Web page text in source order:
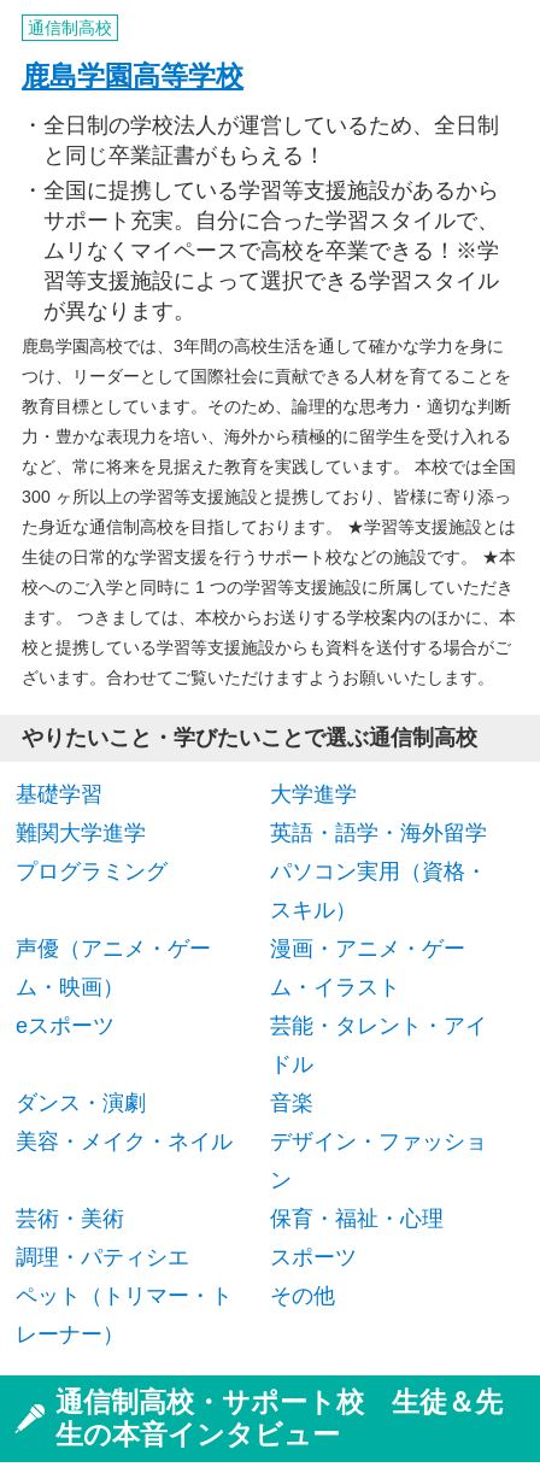
通信制高校
鹿島学園高等学校
全日制の学校法人が運営しているため、全日制
と同じ卒業証書がもらえる！
全国に提携している学習等支援施設があるから
サポート充実。自分に合った学習スタイルで、
ムリなくマイペースで高校を卒業できる！※学
習等支援施設によって選択できる学習スタイル
が異なります。
鹿島学園高校では、3年間の高校生活を通して確かな学力を身に
つけ、リーダーとして国際社会に貢献できる人材を育てることを
教育目標としています。そのため、論理的な思考力・適切な判断
力・豊かな表現力を培い、海外から積極的に留学生を受け入れる
など、常に将来を見据えた教育を実践しています。 本校では全国
300 ヶ所以上の学習等支援施設と提携しており、皆様に寄り添っ
た身近な通信制高校を目指しております。 ★学習等支援施設とは
生徒の日常的な学習支援を行うサポート校などの施設です。 ★本
校へのご入学と同時に 1 つの学習等支援施設に所属していただき
ます。 つきましては、本校からお送りする学校案内のほかに、本
校と提携している学習等支援施設からも資料を送付する場合がご
ざいます。合わせてご覧いただけますようお願いいたします。
やりたいこと・学びたいことで選ぶ通信制高校
基礎学習
大学進学
難関大学進学
英語・語学・海外留学
プログラミング
パソコン実用（資格・
スキル）
声優（アニメ・ゲー
ム・映画）
漫画・アニメ・ゲー
ム・イラスト
eスポーツ
芸能・タレント・アイ
ドル
ダンス・演劇
音楽
美容・メイク・ネイル
デザイン・ファッショ
ン
芸術・美術
保育・福祉・心理
調理・パティシエ
スポーツ
ペット（トリマー・ト
レーナー）
その他
通信制高校・サポート校 生徒＆先
生の本音インタビュー